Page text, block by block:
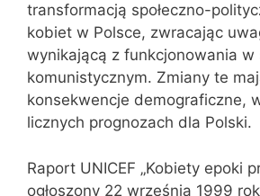
transformacją społeczno-
kobiet w Polsce, zwracając
wynikającą z funkcjonowania w
komunistycznym. Zmiany te
konsekwencje demograficzne,
licznych prognozach dla Polski.
Raport UNICEF „Kobiety epoki
ogłoszony 22 września 1999